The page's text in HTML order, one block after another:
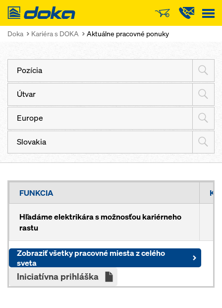
Doka
Doka Kariéra s DOKA Aktuálne pracovné ponuky
Pozícia
Útvar
Europe
Slovakia
FUNKCIA
Hľadáme elektrikára s možnosťou kariérneho
rastu
Zobraziť všetky pracovné miesta z celého
sveta
Iniciatívna prihláška